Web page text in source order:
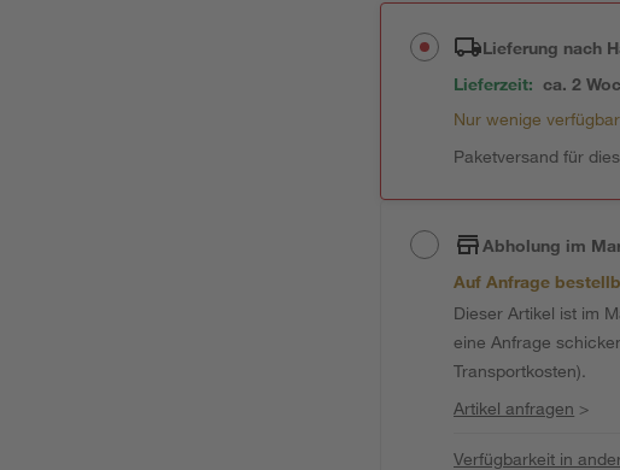
Lieferung nach
Lieferzeit: ca. 2
Nur wenige verfügbar
Paketversand für
Abholung im
Auf Anfrage
Dieser Artikel ist im
eine Anfrage
Transportkosten).
Artikel anfragen >
Verfügbarkeit in